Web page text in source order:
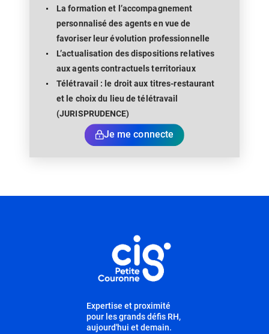
Je me connecte
La formation et l’accompagnement
personnalisé des agents en vue de
favoriser leur évolution professionnelle
L’actualisation des dispositions relatives
aux agents contractuels territoriaux
Télétravail : le droit aux titres-restaurant
et le choix du lieu de télétravail
(JURISPRUDENCE)
Expertise et proximité
pour les grands défis RH,
aujourd'hui et demain.